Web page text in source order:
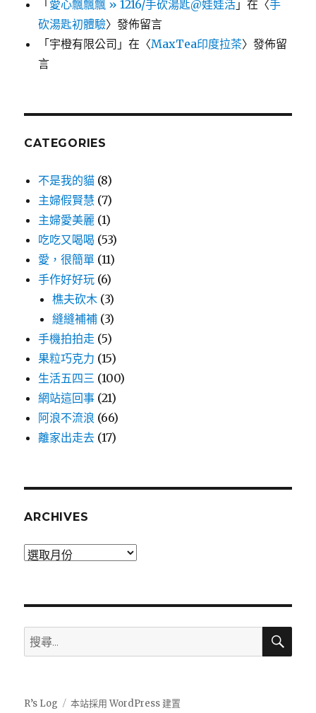
「愛心飄飄飄 » 1216/手砍湯匙@娃娃活 」在〈手
砍湯匙初體驗〉發佈留言
「宇橙有限公司 」在〈MaxTea印度拉茶〉發佈留
言
CATEGORIES
不是我的貓 (8)
主婦假賢慧 (7)
主婦愛美麗 (1)
吃吃又喝喝 (53)
愛，很簡單 (11)
手作好好玩 (6)
樵夫砍木 (3)
縫縫補補 (3)
手機拍拍走 (5)
果粒巧克力 (15)
生活五四三 (100)
網站這回事 (21)
阿浪不流浪 (66)
離家出走去 (17)
ARCHIVES
Archives
搜
尋:
搜
R’s Log 本站採用 WordPress 建置